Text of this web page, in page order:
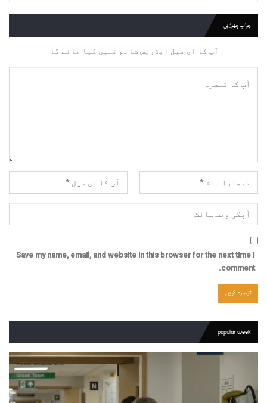
جواب چھوڑیں
آپ کا ای میل ایڈریس شائع نہیں کیا جائے گا.
Save my name, email, and website in this browser for the next time I
comment.
popular week